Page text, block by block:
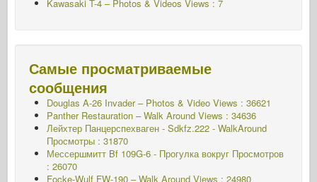
Kawasaki T-4 – Photos & Videos Views : 7
Самые просматриваемые
сообщения
Douglas A-26 Invader – Photos & Video Views : 36621
Panther Restauration – Walk Around Views : 34636
Лейхтер Панцерспехваген - Sdkfz.222 - WalkAround
Просмотры : 31870
Мессершмитт Bf 109G-6 - Прогулка вокруг Просмотров
: 26070
Focke-Wulf FW-190 – Walk Around Views : 24980